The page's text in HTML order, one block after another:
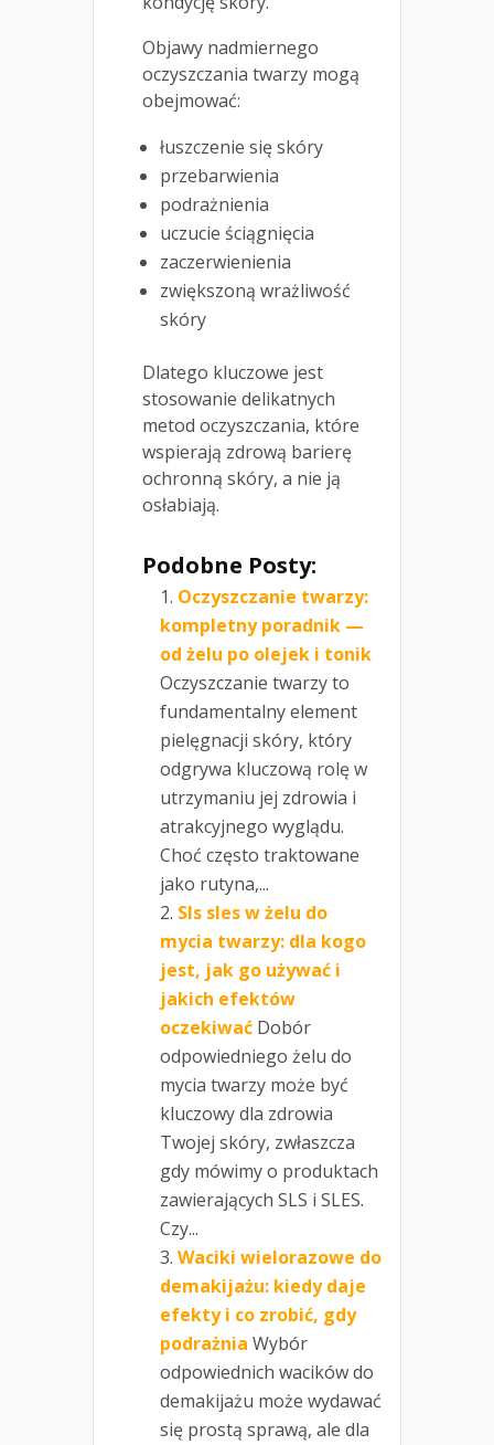
Objawy nadmiernego
oczyszczania twarzy mogą
obejmować:
łuszczenie się skóry
przebarwienia
podrażnienia
uczucie ściągnięcia
zaczerwienienia
zwiększoną wrażliwość
skóry
Dlatego kluczowe jest
stosowanie delikatnych
metod oczyszczania, które
wspierają zdrową barierę
ochronną skóry, a nie ją
osłabiają.
Podobne Posty:
Oczyszczanie twarzy:
kompletny poradnik —
od żelu po olejek i tonik
Oczyszczanie twarzy to
fundamentalny element
pielęgnacji skóry, który
odgrywa kluczową rolę w
utrzymaniu jej zdrowia i
atrakcyjnego wyglądu.
Choć często traktowane
jako rutyna,...
Sls sles w żelu do
mycia twarzy: dla kogo
jest, jak go używać i
jakich efektów
oczekiwać Dobór
odpowiedniego żelu do
mycia twarzy może być
kluczowy dla zdrowia
Twojej skóry, zwłaszcza
gdy mówimy o produktach
zawierających SLS i SLES.
Czy...
Waciki wielorazowe do
demakijażu: kiedy daje
efekty i co zrobić, gdy
podrażnia Wybór
odpowiednich wacików do
demakijażu może wydawać
się prostą sprawą, ale dla